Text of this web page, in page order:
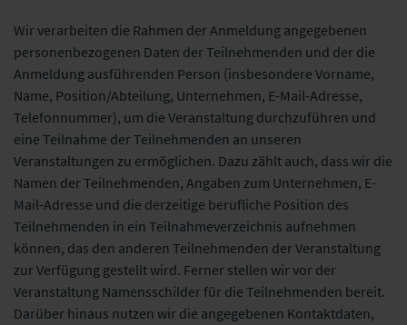
Wir verarbeiten die Rahmen der Anmeldung angegebenen
personenbezogenen Daten der Teilnehmenden und der die
Anmeldung ausführenden Person (insbesondere Vorname,
Name, Position/Abteilung, Unternehmen, E-Mail-Adresse,
Telefonnummer), um die Veranstaltung durchzuführen und
eine Teilnahme der Teilnehmenden an unseren
Veranstaltungen zu ermöglichen. Dazu zählt auch, dass wir die
Namen der Teilnehmenden, Angaben zum Unternehmen, E-
Mail-Adresse und die derzeitige berufliche Position des
Teilnehmenden in ein Teilnahmeverzeichnis aufnehmen
können, das den anderen Teilnehmenden der Veranstaltung
zur Verfügung gestellt wird. Ferner stellen wir vor der
Veranstaltung Namensschilder für die Teilnehmenden bereit.
Darüber hinaus nutzen wir die angegebenen Kontaktdaten,